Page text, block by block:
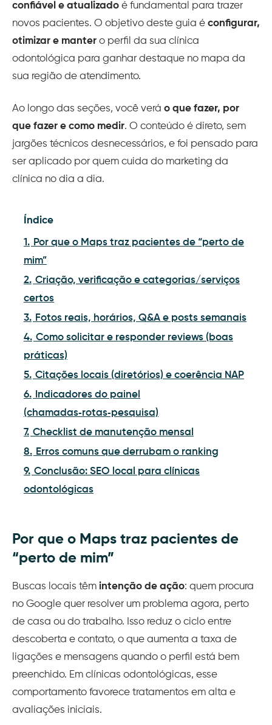
confiável e atualizado é fundamental para trazer
novos pacientes. O objetivo deste guia é configurar,
otimizar e manter o perfil da sua clínica
odontológica para ganhar destaque no mapa da
sua região de atendimento.
Ao longo das seções, você verá o que fazer, por
que fazer e como medir. O conteúdo é direto, sem
jargões técnicos desnecessários, e foi pensado para
ser aplicado por quem cuida do marketing da
clínica no dia a dia.
Índice
1. Por que o Maps traz pacientes de “perto de
mim”
2. Criação, verificação e categorias/serviços
certos
3. Fotos reais, horários, Q&A e posts semanais
4. Como solicitar e responder reviews (boas
práticas)
5. Citações locais (diretórios) e coerência NAP
6.
Indicadores do painel
(chamadas‑rotas‑pesquisa)
7. Checklist de manutenção mensal
8. Erros comuns que derrubam o ranking
9. Conclusão: SEO local para clínicas
odontológicas
Por que o Maps traz pacientes de
“perto de mim”
Buscas locais têm intenção de ação: quem procura
no Google quer resolver um problema agora, perto
de casa ou do trabalho. Isso reduz o ciclo entre
descoberta e contato, o que aumenta a taxa de
ligações e mensagens quando o perfil está bem
preenchido. Em clínicas odontológicas, esse
comportamento favorece tratamentos em alta e
avaliações iniciais.